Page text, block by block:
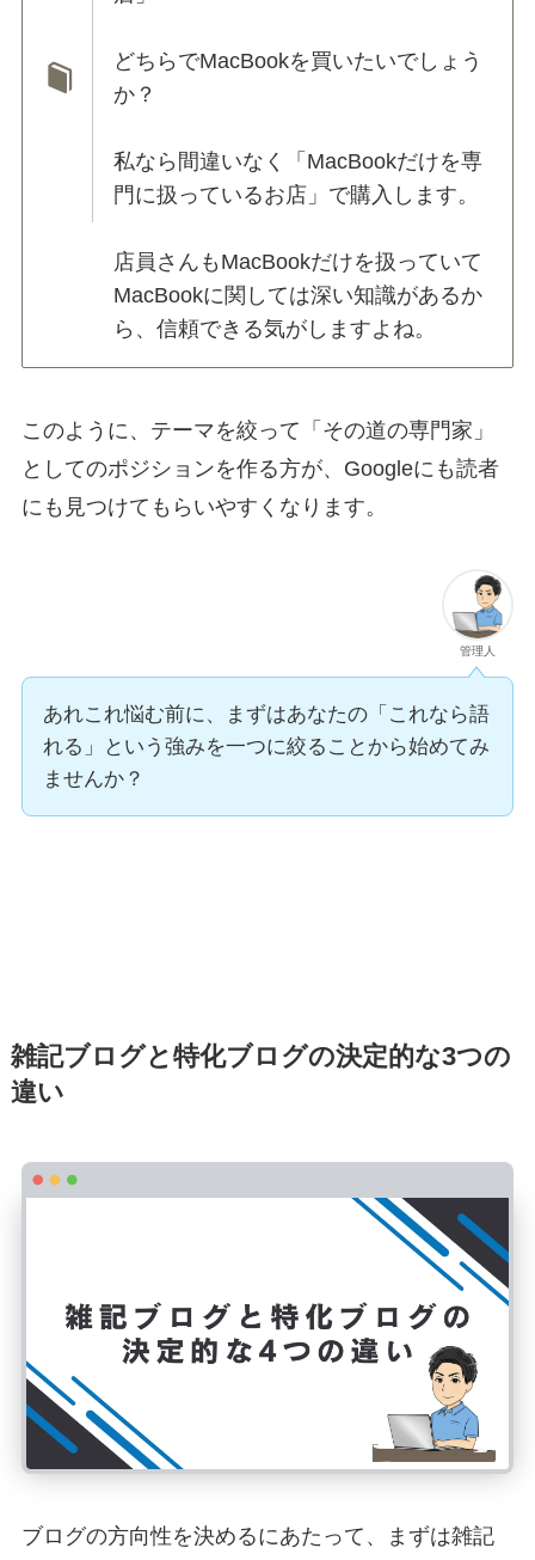
どちらでMacBookを買いたいでしょう
か？
私なら間違いなく「MacBookだけを専
門に扱っているお店」で購入します。
店員さんもMacBookだけを扱っていて
MacBookに関しては深い知識があるか
ら、信頼できる気がしますよね。
このように、テーマを絞って「その道の専門家」
としてのポジションを作る方が、Googleにも読者
にも見つけてもらいやすくなります。
管理人
あれこれ悩む前に、まずはあなたの「これなら語
れる」という強みを一つに絞ることから始めてみ
ませんか？
雑記ブログと特化ブログの決定的な3つの
違い
ブログの方向性を決めるにあたって、まずは雑記